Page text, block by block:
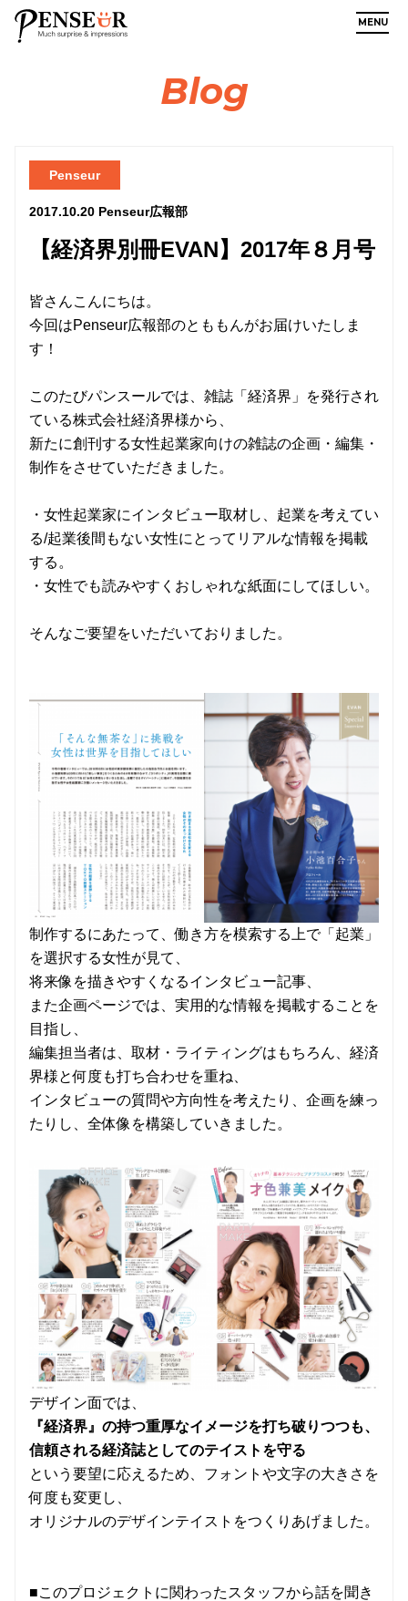
Blog
【経済界別冊EVAN】2017年８月号
Penseur
2017.10.20 Penseur広報部
皆さんこんにちは。
今回はPenseur広報部のとももんがお届けいたしま
す！
このたびパンスールでは、雑誌「経済界」を発行され
ている株式会社経済界様から、
新たに創刊する女性起業家向けの雑誌の企画・編集・
制作をさせていただきました。
・女性起業家にインタビュー取材し、起業を考えてい
る/起業後間もない女性にとってリアルな情報を掲載
する。
・女性でも読みやすくおしゃれな紙面にしてほしい。
そんなご要望をいただいておりました。
制作するにあたって、働き方を模索する上で「起業」
を選択する女性が見て、
将来像を描きやすくなるインタビュー記事、
また企画ページでは、実用的な情報を掲載することを
目指し、
編集担当者は、取材・ライティングはもちろん、経済
界様と何度も打ち合わせを重ね、
インタビューの質問や方向性を考えたり、企画を練っ
たりし、全体像を構築していきました。
デザイン面では、
『経済界』の持つ重厚なイメージを打ち破りつつも、
信頼される経済誌としてのテイストを守る
という要望に応えるため、フォントや文字の大きさを
何度も変更し、
オリジナルのデザインテイストをつくりあげました。
■このプロジェクトに関わったスタッフから話を聞き